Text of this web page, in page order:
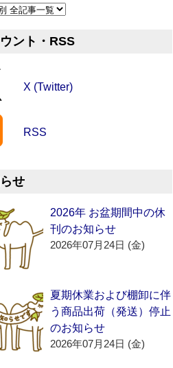
ント・RSS
X (Twitter)
RSS
せ
2026年 お盆期間中の休
刊のお知らせ
2026年07月24日 (金)
夏期休業および棚卸に伴
う商品出荷（発送）停止
のお知らせ
2026年07月24日 (金)